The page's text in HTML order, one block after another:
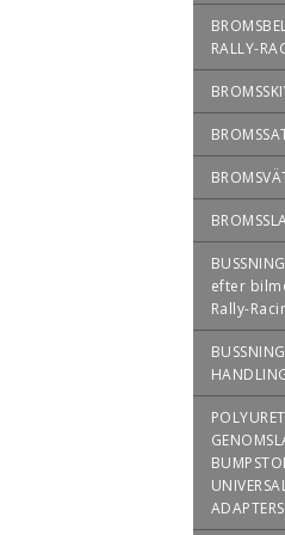
BROMSBELÄGG SPORT-
RALLY-
BUSSNINGAR POLYURETAN
efter
Rally-
BUSSNINGSSATSER /
POLYURETAN BUSSNINGAR,